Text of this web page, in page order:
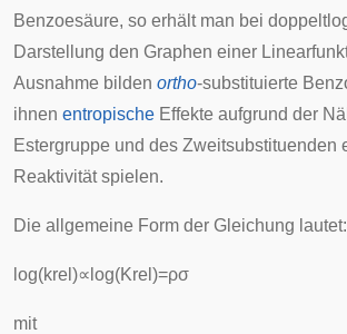
Benzoesäure, so erhält man bei
Darstellung den Graphen einer
Ausnahme bilden ortho-substituierte
ihnen entropische Effekte aufgrund der
Estergruppe und des Zweitsubstituenden
Reaktivität spielen.
Die allgemeine Form der Gleichung lautet:
log(kre )∝ log(Kre )=ρσ
mit